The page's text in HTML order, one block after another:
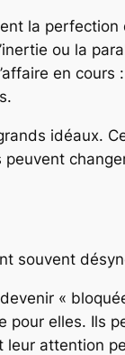
la
ou la
en
idéaux.
souvent
«
pour elles. Ils
attention